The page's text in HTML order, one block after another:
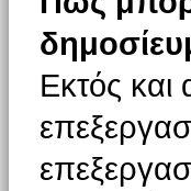
Εκτός και